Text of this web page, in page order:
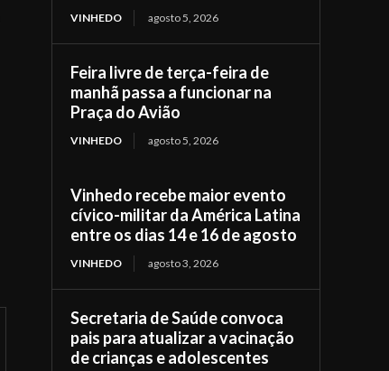
VINHEDO agosto 5, 2026
Feira livre de terça-feira de
manhã passa a funcionar na
Praça do Avião
VINHEDO agosto 5, 2026
Vinhedo recebe maior evento
cívico-militar da América Latina
entre os dias 14 e 16 de agosto
VINHEDO agosto 3, 2026
Secretaria de Saúde convoca
pais para atualizar a vacinação
de crianças e adolescentes